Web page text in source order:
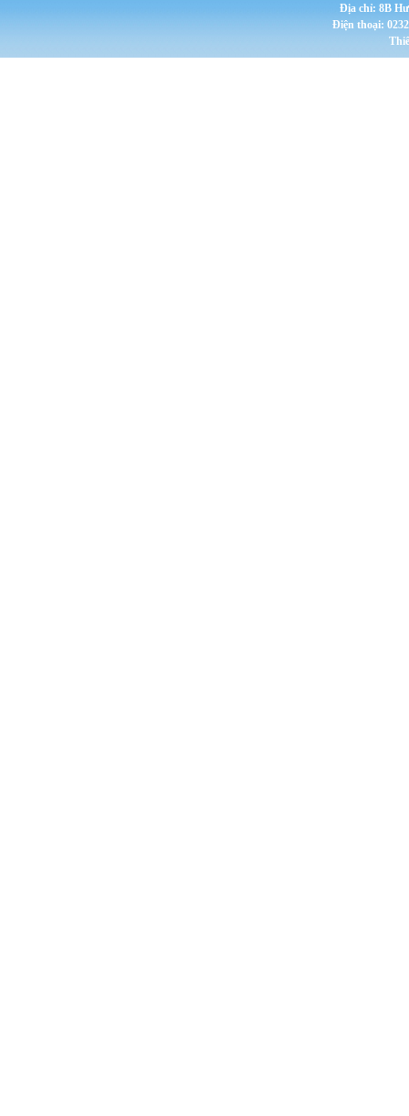
Địa chỉ: 8B
Điện thoại: